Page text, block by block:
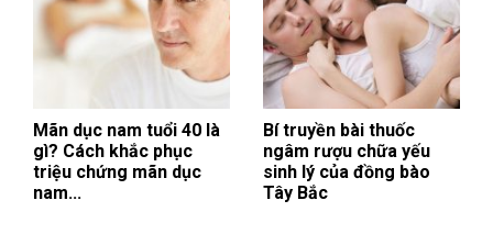
Mãn dục nam tuổi 40 là
gì? Cách khắc phục
triệu chứng mãn dục
nam...
Bí truyền bài thuốc
ngâm rượu chữa yếu
sinh lý của đồng bào
Tây Bắc